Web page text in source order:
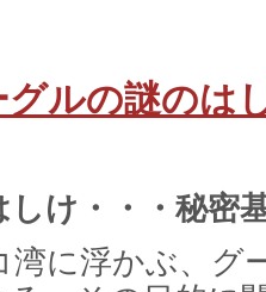
ルの謎のは
け・・・秘密
湾に浮かぶ、グ